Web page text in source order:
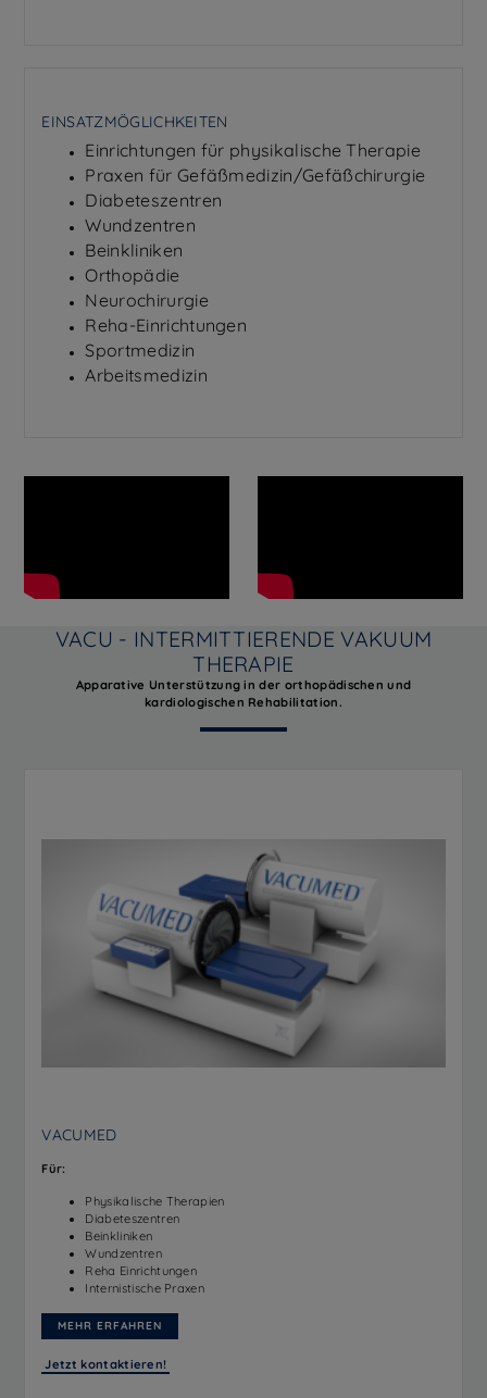
EINSATZMÖGLICHKEITEN
Einrichtungen für physikalische Therapie
Praxen für Gefäßmedizin/Gefäßchirurgie
Diabeteszentren
Wundzentren
Beinkliniken
Orthopädie
Neurochirurgie
Reha-Einrichtungen
Sportmedizin
Arbeitsmedizin
VACU - INTERMITTIERENDE VAKUUM
THERAPIE
Apparative Unterstützung in der orthopädischen und
kardiologischen Rehabilitation.
VACUMED
Für:
Physikalische Therapien
Diabeteszentren
Beinkliniken
Wundzentren
Reha Einrichtungen
Internistische Praxen
MEHR ERFAHREN
Jetzt kontaktieren!